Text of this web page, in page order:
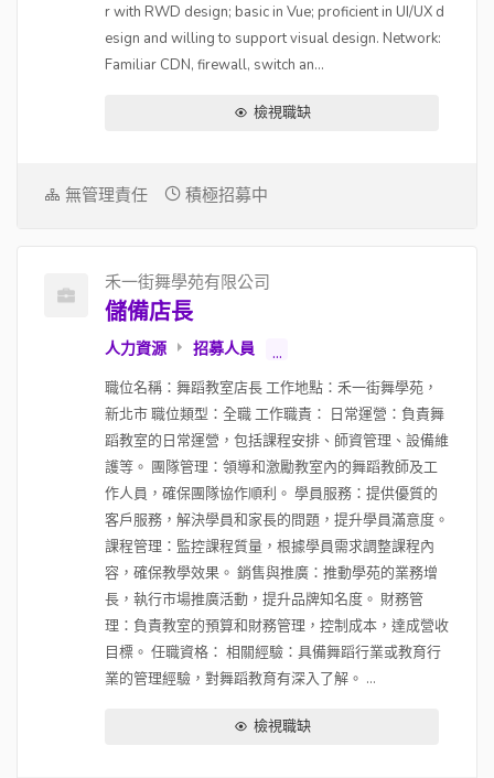
r with RWD design; basic in Vue; proficient in UI/UX d
esign and willing to support visual design. Network:
Familiar CDN, firewall, switch an...
檢視職缺
無管理責任 積極招募中
禾一街舞學苑有限公司
儲備店長
人力資源 招募人員 ...
職位名稱：舞蹈教室店長 工作地點：禾一街舞學苑，
新北市 職位類型：全職 工作職責： 日常運營：負責舞
蹈教室的日常運營，包括課程安排、師資管理、設備維
護等。 團隊管理：領導和激勵教室內的舞蹈教師及工
作人員，確保團隊協作順利。 學員服務：提供優質的
客戶服務，解決學員和家長的問題，提升學員滿意度。
課程管理：監控課程質量，根據學員需求調整課程內
容，確保教學效果。 銷售與推廣：推動學苑的業務增
長，執行市場推廣活動，提升品牌知名度。 財務管
理：負責教室的預算和財務管理，控制成本，達成營收
目標。 任職資格： 相關經驗：具備舞蹈行業或教育行
業的管理經驗，對舞蹈教育有深入了解。 ...
檢視職缺